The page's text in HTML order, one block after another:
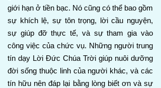
giới hạn ở tiền bạc. Nó cũng có thể bao gồm
sự khích lệ, sự tôn trọng, lời cầu nguyện,
sự giúp đỡ thực tế, và sự tham gia vào
công việc của chức vụ. Những người trung
tín dạy Lời Đức Chúa Trời giúp nuôi dưỡng
đời sống thuộc linh của người khác, và các
tín hữu nên đáp lại bằng lòng biết ơn và sự